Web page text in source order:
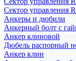
Сектор управления
Анкеры и дюбили
Анкерный болт с
Анкер клиновой
Дюбель распорный
Анкер клин